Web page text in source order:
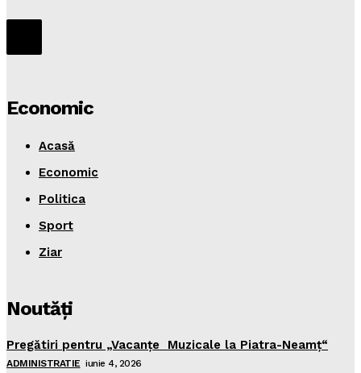
Economic
Acasă
Economic
Politica
Sport
Ziar
Noutăţi
Pregătiri pentru „Vacanţe Muzicale la Piatra-Neamţ“
ADMINISTRATIE iunie 4, 2026